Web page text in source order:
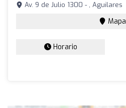
Av. 9 de Julio 1300 - , Aguilares
Mapa
Horario